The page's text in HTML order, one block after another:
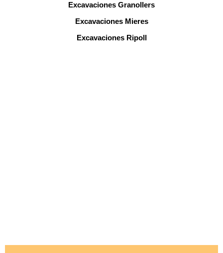
Excavaciones Granollers
Excavaciones Mieres
Excavaciones Ripoll